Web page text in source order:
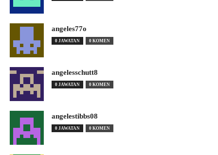
angeles77o
0 JAWATAN 0 KOMEN
angelesschutt8
0 JAWATAN 0 KOMEN
angelestibbs08
0 JAWATAN 0 KOMEN